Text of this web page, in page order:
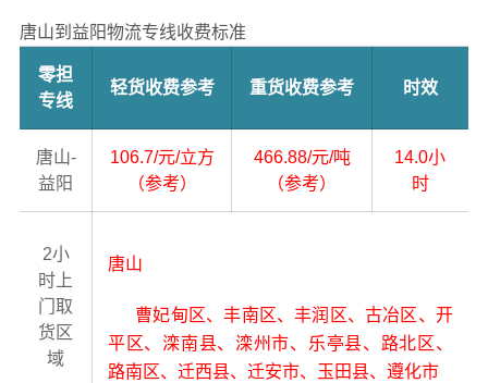
唐山到益阳物流专线收费标准
零担
专线
轻货收费参考 重货收费参考 时效
唐山-
益阳
106.7/元/立方
（参考）
466.88/元/吨
（参考）
14.0小
时
2小
时上
门取
货区
域
唐山
曹妃甸区、丰南区、丰润区、古冶区、开
平区、滦南县、滦州市、乐亭县、路北区、
路南区、迁西县、迁安市、玉田县、遵化市